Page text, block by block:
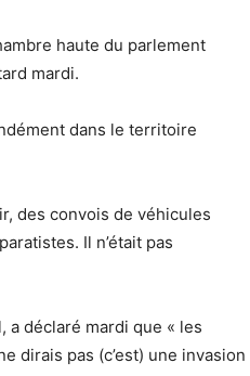
haute du parlement
mardi.
dans le territoire
des convois de véhicules
Il n’était pas
a déclaré mardi que « les
dirais pas (c’est) une invasion